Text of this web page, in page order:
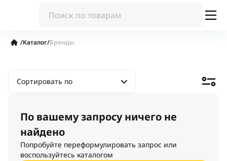
/Каталог/Бренды
Сортировать по
По вашему запросу ничего не
найдено
Попробуйте переформулировать запрос или
воспользуйтесь каталогом